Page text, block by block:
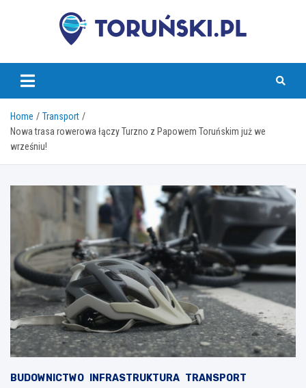
torunski.pl
Home
Transport
Nowa trasa rowerowa łączy Turzno z Papowem Toruńskim już we
wrześniu!
BUDOWNICTWO INFRASTRUKTURA TRANSPORT